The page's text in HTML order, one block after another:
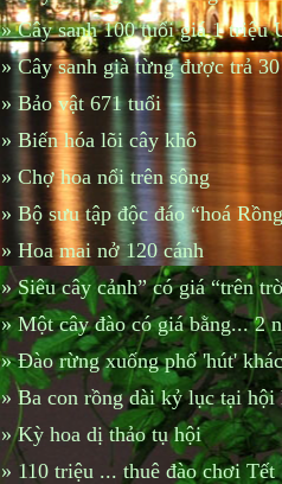
»Cây sanh 100 tuổi giá 1 triệu
»Cây sanh già từng được trả
» Bảo vật 671 tuổi
» Biến hóa lõi cây khô
» Chợ hoa nổi trên sông
» Bộ sưu tập độc đáo “hoá
» Hoa mai nở 120 cánh
»Siêu cây cảnh” có giá “trên
»Một cây đào có giá bằng... 2
»Đào rừng xuống phố 'hút'
» Ba con rồng dài kỷ lục tại hội
»Kỳ hoa dị thảo tụ hội
» 110 triệu ... thuê đào chơi Tết